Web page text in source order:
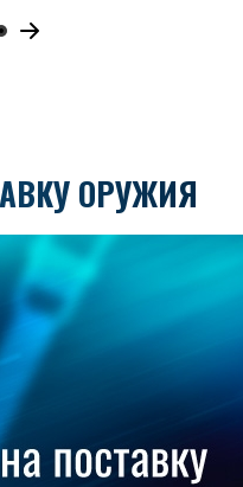
ОРУЖИЯ